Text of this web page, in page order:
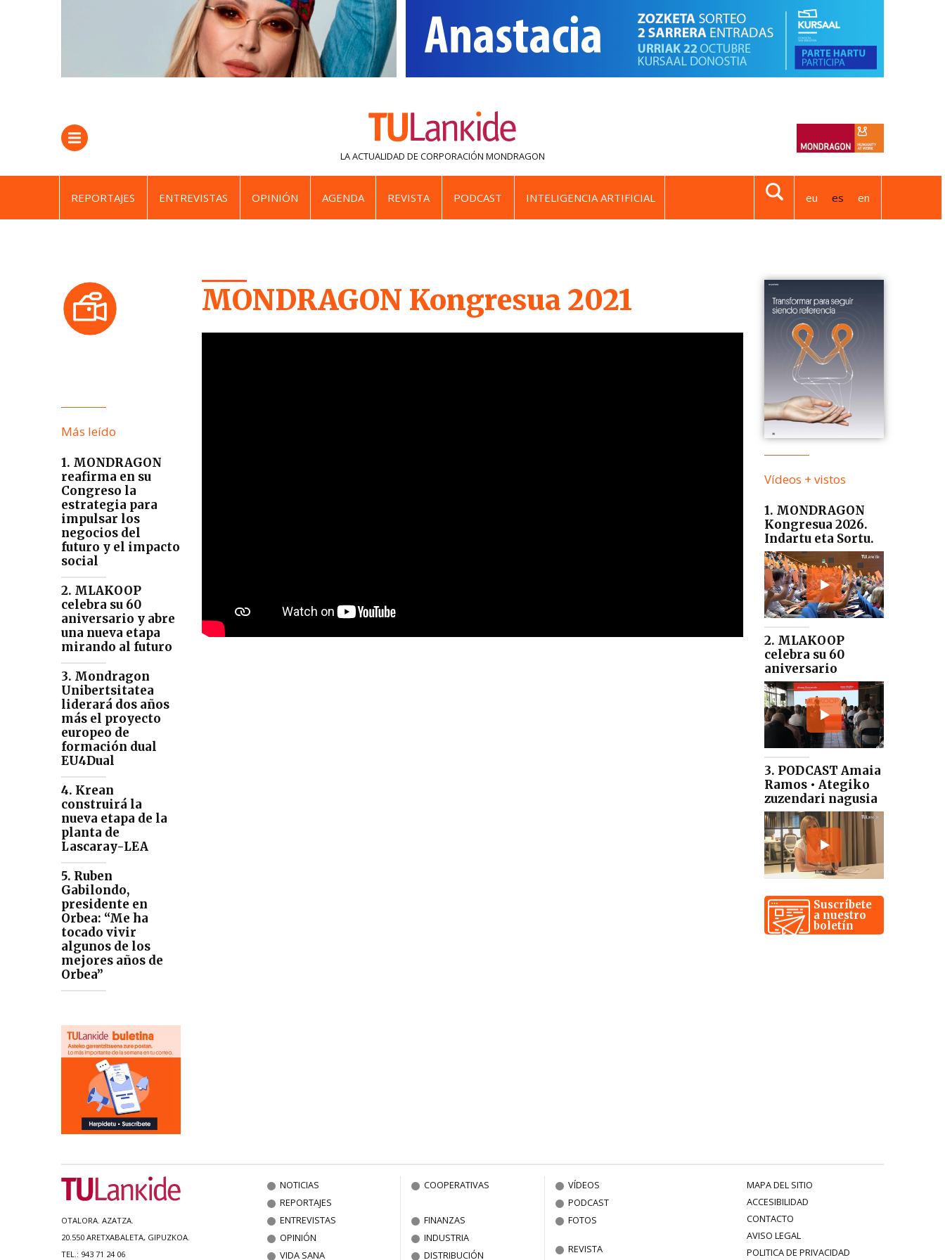
LA ACTUALIDAD DE CORPORACIÓN MONDRAGON
REPORTAJES ENTREVISTAS OPINIÓN AGENDA REVISTA PODCAST INTELIGENCIA ARTIFICIAL eu es en
Más leído
1. MONDRAGON
reafirma en su
Congreso la
estrategia para
impulsar los
negocios del
futuro y el impacto
social
2. MLAKOOP
celebra su 60
aniversario y abre
una nueva etapa
mirando al futuro
3. Mondragon
Unibertsitatea
liderará dos años
más el proyecto
europeo de
formación dual
EU4Dual
4. Krean
construirá la
nueva etapa de la
planta de
Lascaray-LEA
5. Ruben
Gabilondo,
presidente en
Orbea: “Me ha
tocado vivir
algunos de los
mejores años de
Orbea”
MONDRAGON Kongresua 2021
Vídeos + vistos
1. MONDRAGON
Kongresua 2026.
Indartu eta Sortu.
2. MLAKOOP
celebra su 60
aniversario
3. PODCAST Amaia
Ramos • Ategiko
zuzendari nagusia
Suscríbete
a nuestro
boletín
OTALORA. AZATZA.
20.550 ARETXABALETA, GIPUZKOA.
TEL.: 943 71 24 06
NOTICIAS
REPORTAJES
ENTREVISTAS
OPINIÓN
VIDA SANA
COOPERATIVAS
FINANZAS
INDUSTRIA
DISTRIBUCIÓN
VÍDEOS
PODCAST
FOTOS
REVISTA
MAPA DEL SITIO
ACCESIBILIDAD
CONTACTO
AVISO LEGAL
POLITICA DE PRIVACIDAD